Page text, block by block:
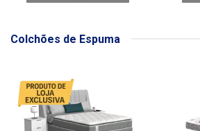
Colchões de Espuma